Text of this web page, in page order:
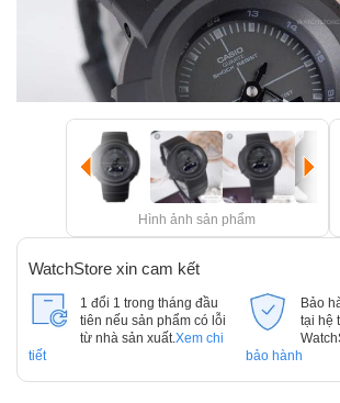
Hình ảnh sản phẩm
WatchStore xin cam kết
1 đổi 1 trong tháng đầu
tiên nếu sản phẩm có lỗi
từ nhà sản xuất. Xem chi
tiết
Bảo
tại hệ
bảo hành